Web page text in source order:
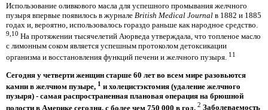
Использование оливкового масла для успешного промывания желчного
пузыря впервые появилось в журнале British Medical Journal в 1882 и 1885
годах и, вероятно, использовалось гораздо раньше как народное средство.
9,10 На протяжении тысячелетий Аюрведа утверждала, что топленое масло
с лимонным соком является успешным протоколом детоксикации
организма и восстановления функций печени и желчного пузыря. 11
Сегодня у четверти женщин старше 60 лет во всем мире разовьются
камни в желчном пузыре, 1 и холецистэктомия (удаление желчного
пузыря) - самая распространенная плановая операция на брюшной
полости в Америке сегодня, с более чем 750 000 в год. 2 Заболеваемость